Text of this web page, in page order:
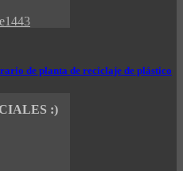
de planta de reciclaje de plástico
1443
:)